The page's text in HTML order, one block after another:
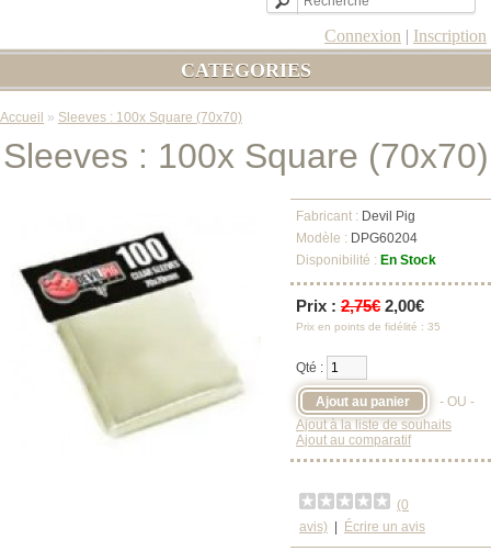
Connexion | Inscription
CATEGORIES
Accueil » Sleeves : 100x Square (70x70)
Sleeves : 100x Square (70x70)
Fabricant : Devil Pig
Modèle : DPG60204
Disponibilité : En Stock
Prix : 2,75€ 2,00€
Prix en points de fidélité : 35
Qté :
- OU -
Ajout à la liste de souhaits
Ajout au comparatif
(0
avis)
Écrire un avis